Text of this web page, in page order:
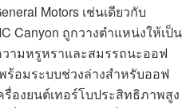
Motors เช่นเดียวกับ
Canyon ถูกวางตำแหน่งให้เป็น
ามหรูหราและสมรรถนะออฟ
ร้อมระบบช่วงล่างสำหรับออฟ
องยนต์เทอร์โบประสิทธิภาพสูง